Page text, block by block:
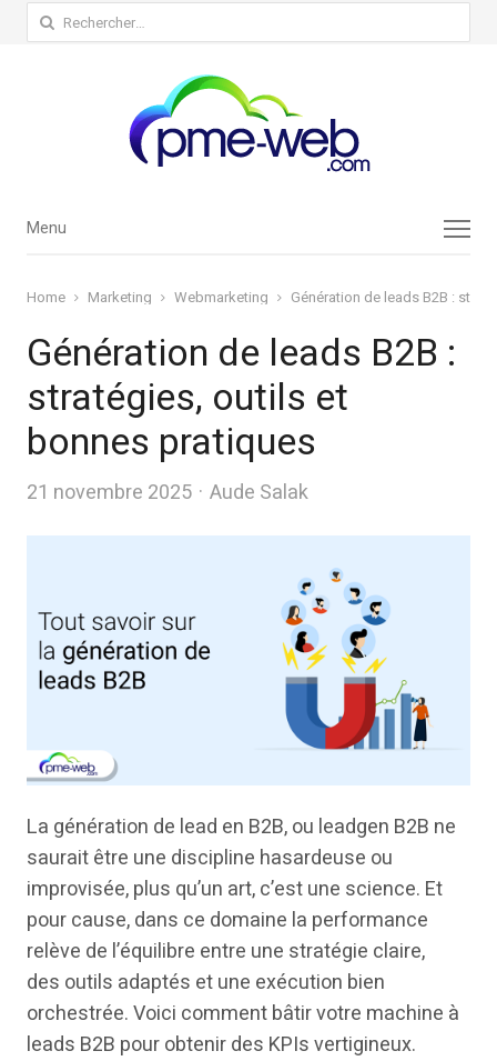
Rechercher :
Menu
Menu
Home Marketing Webmarketing Génération de leads B2B :
Génération de leads B2B :
stratégies, outils et
bonnes pratiques
21 novembre 2025 Author
Aude Salak
La génération de lead en B2B, ou leadgen B2B ne
saurait être une discipline hasardeuse ou
improvisée, plus qu’un art, c’est une science. Et
pour cause, dans ce domaine la performance
relève de l’équilibre entre une stratégie claire,
des outils adaptés et une exécution bien
orchestrée. Voici comment bâtir votre machine à
leads B2B pour obtenir des KPIs vertigineux.